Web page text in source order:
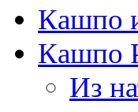
Кашпо
Кашпо
Из